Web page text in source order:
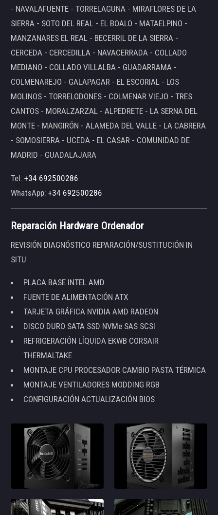
- NAVALAFUENTE - TORRELAGUNA - MIRAFLORES DE LA
SIERRA - SOTO DEL REAL - EL BOALO - MATAELPINO -
MANZANARES EL REAL - BECERRIL DE LA SIERRA -
CERCEDA - CERCEDILLA - NAVACERRADA - COLLADO
MEDIANO - COLLADO VILLALBA - GUADARRAMA -
COLMENAREJO - GALAPAGAR - EL ESCORIAL - LOS
MOLINOS - TORRELODONES - COLMENAR VIEJO - TRES
CANTOS - MORALZARZAL - ALPEDRETE - LA SERNA DEL
MONTE - MANGIRÓN - ALAMEDA DEL VALLE - LA CABRERA
- SOMOSIERRA - UCEDA - EL CASAR - COMUNIDAD DE
MADRID - GUADALAJARA
Tel:+34 692500286
WhatsApp:+34 692500286
Reparación Hardware Ordenador
REVISIÓN DIAGNÓSTICO REPARACIÓN/SUSTITUCIÓN IN
SITU
PLACA BASE INTEL AMD
FUENTE DE ALIMENTACIÓN ATX
TARJETA GRÁFICA NVIDIA AMD RADEON
DISCO DURO SATA SSD NVMe SAS SCSI
REFRIGERACIÓN LÍQUIDA EKWB CORSAIR
THERMALTAKE
MONTAJE CPU PROCESADOR CAMBIO PASTA TÉRMICA
MONTAJE VENTILADORES MODDING RGB
CONFIGURACIÓN ACTUALIZACIÓN BIOS